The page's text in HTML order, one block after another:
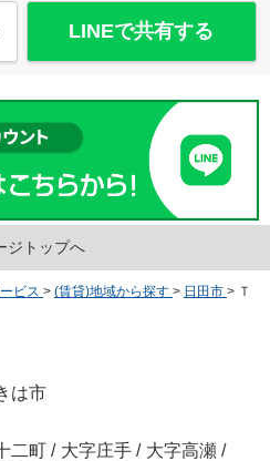
LINEで共有する
ジトップへ
ビス > (賃貸)地域から探す > 日田市 > Ｔ
は市
二町 / 大字庄手 / 大字高瀬 /